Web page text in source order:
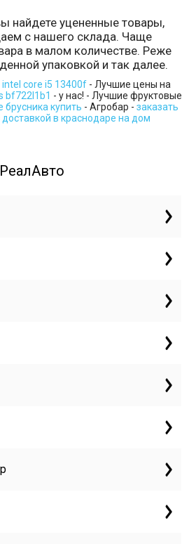
найдете уцененные товары,
с нашего склада. Чаще
в малом количестве. Реже
упаковкой и так далее.
core i5 13400f - Лучшие цены на
bf722l1b1 - у нас! - Лучшие фруктовые
брусника купить - Агробар - заказать
доставкой в краснодаре на дом
РеалАвто